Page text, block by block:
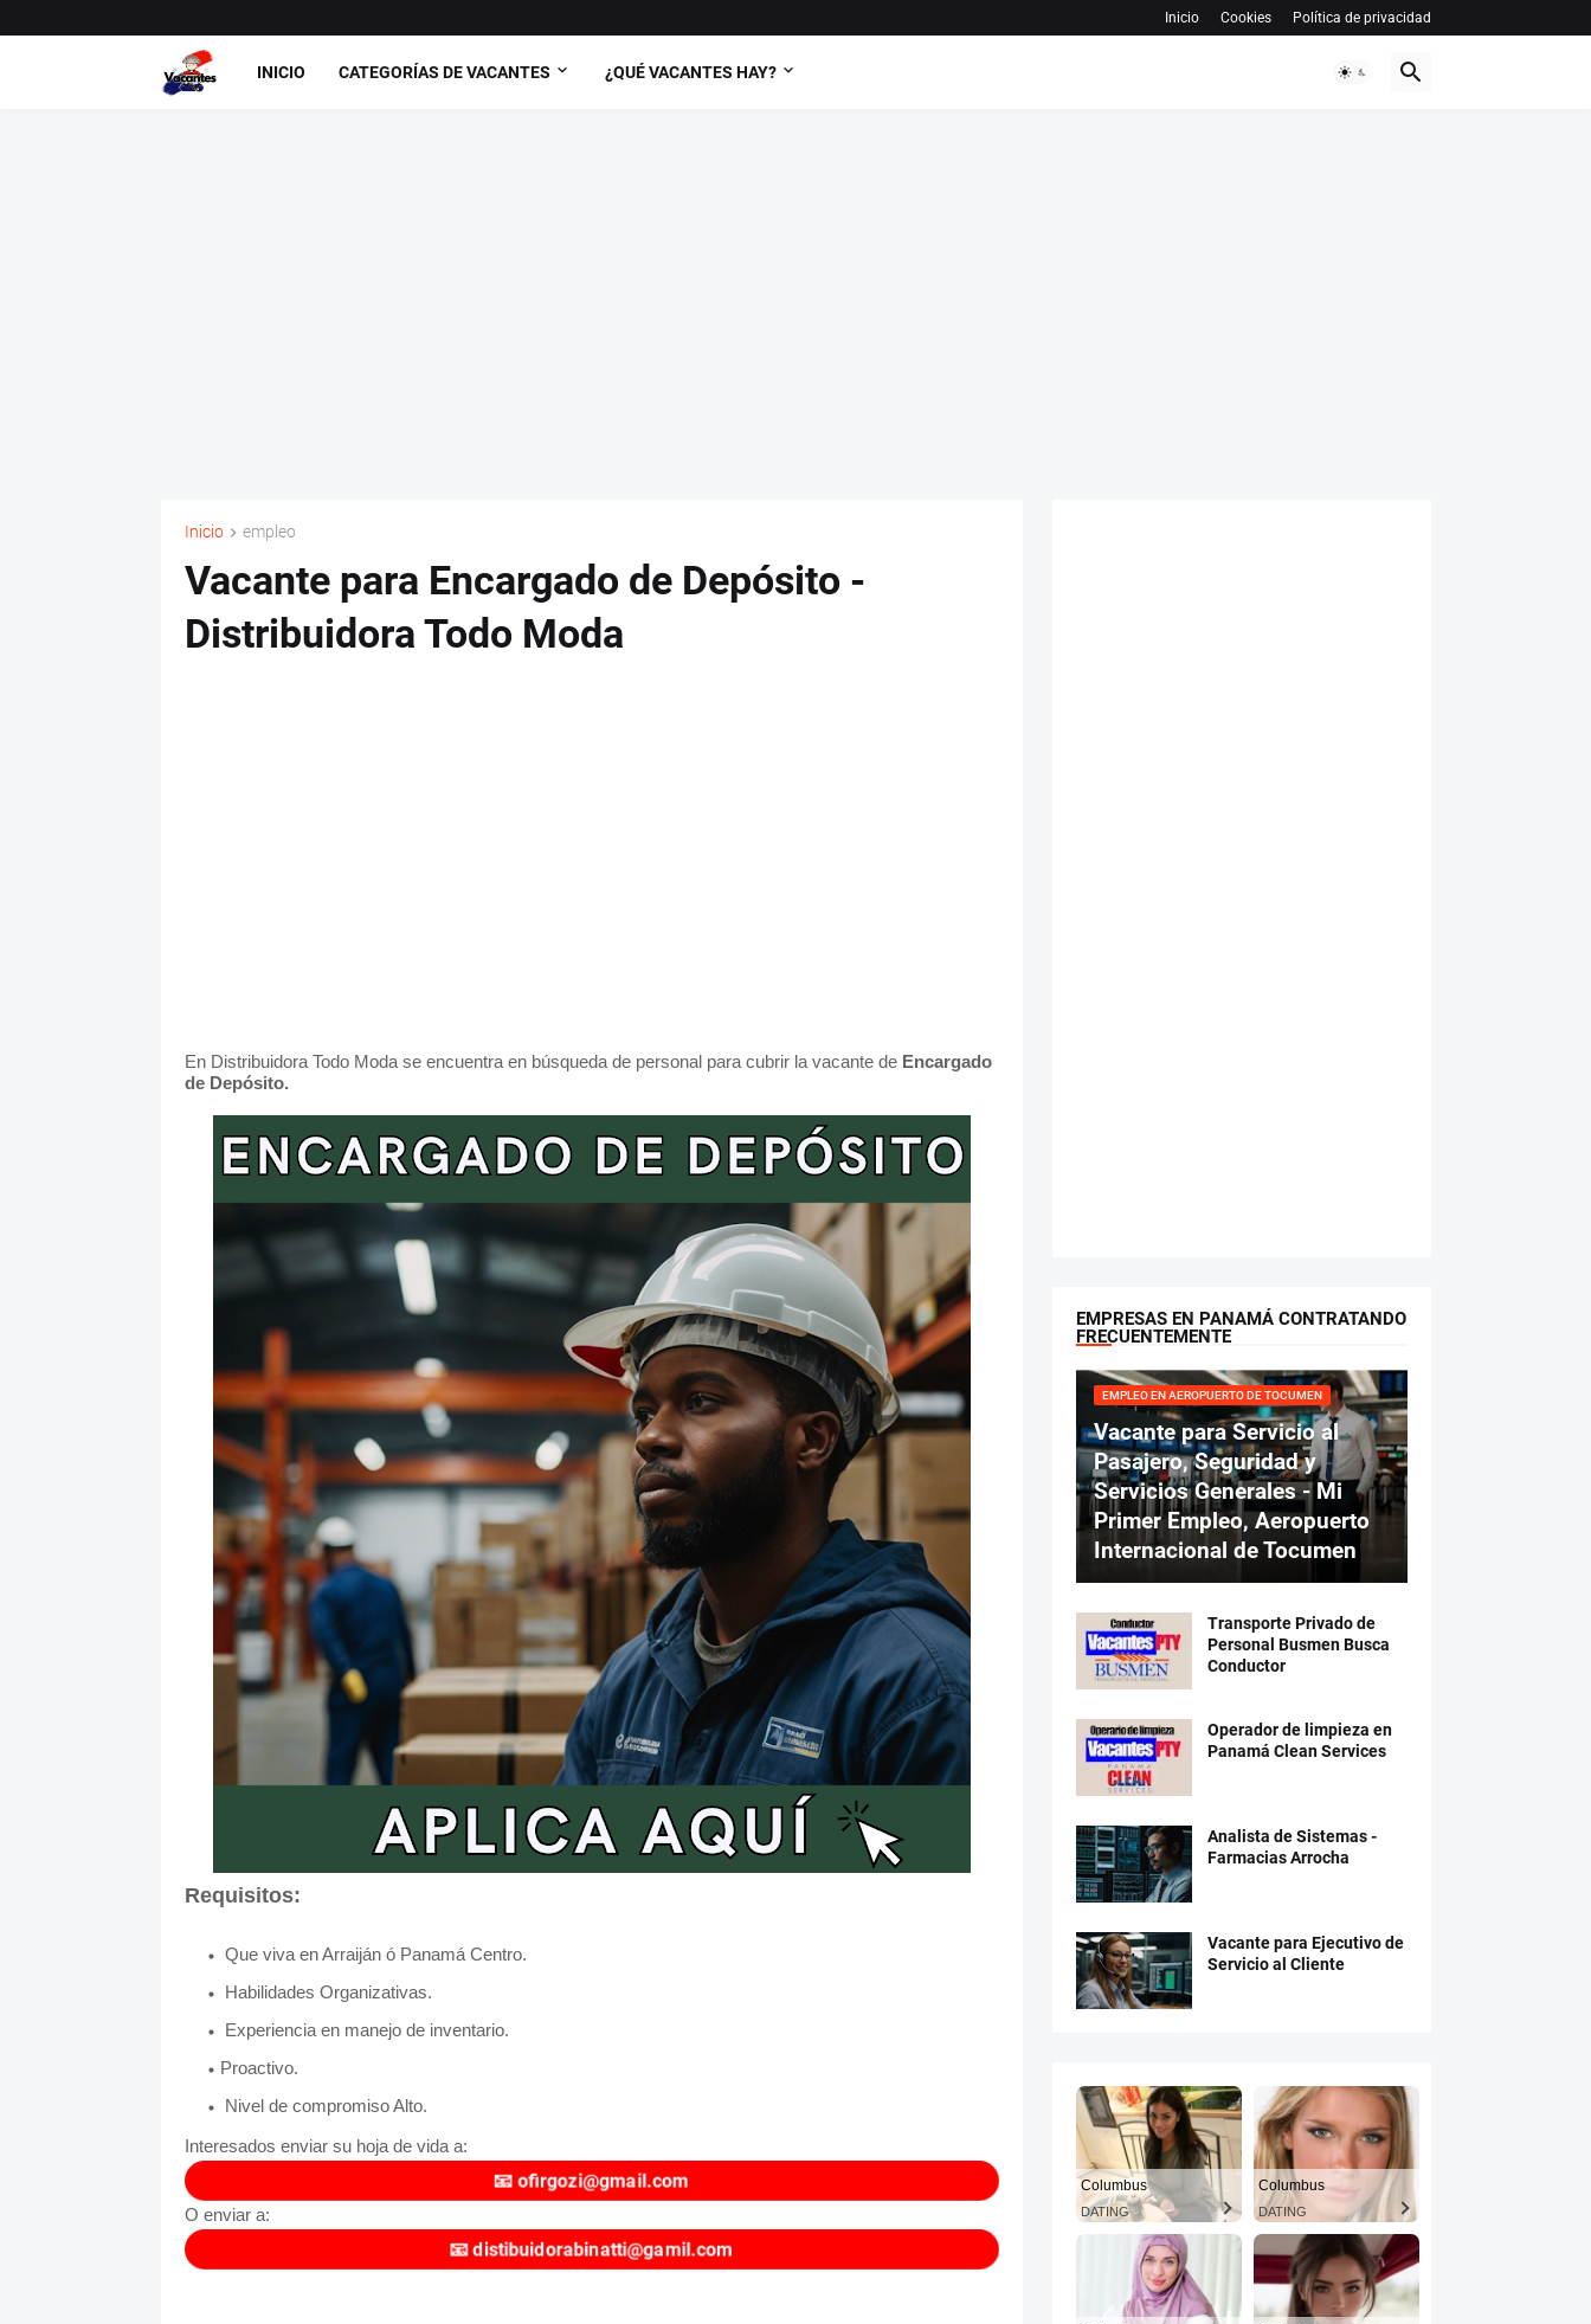
Inicio Cookies Política de privacidad
INICIO CATEGORÍAS DE VACANTES ¿QUÉ VACANTES HAY?
Inicio empleo
Vacante para Encargado de Depósito -
Distribuidora Todo Moda
En Distribuidora Todo Moda se encuentra en búsqueda de personal para cubrir la vacante de Encargado
de Depósito.
Requisitos:
Que viva en Arraiján ó Panamá Centro.
Habilidades Organizativas.
Experiencia en manejo de inventario.
Proactivo.
Nivel de compromiso Alto.
Interesados enviar su hoja de vida a:
📧 ofirgozi@gmail.com
O enviar a:
📧distibuidorabinatti@gamil.com
EMPRESAS EN PANAMÁ CONTRATANDO
FRECUENTEMENTE
EMPLEO EN AEROPUERTO DE TOCUMEN
Vacante para Servicio al
Pasajero, Seguridad y
Servicios Generales - Mi
Primer Empleo, Aeropuerto
Internacional de Tocumen
Transporte Privado de
Personal Busmen Busca
Conductor
Operador de limpieza en
Panamá Clean Services
Analista de Sistemas -
Farmacias Arrocha
Vacante para Ejecutivo de
Servicio al Cliente
Columbus
DATING
Columbus
DATING